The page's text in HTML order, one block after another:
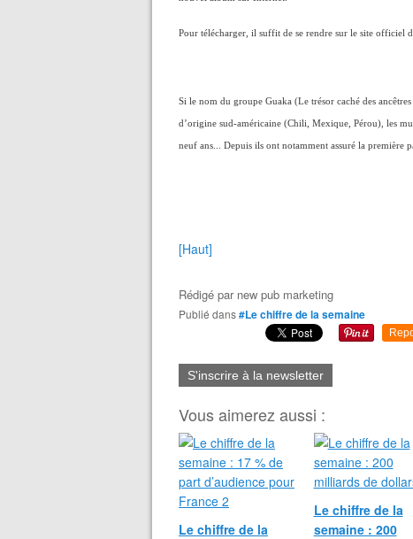
Pour télécharger, il suffit de se rendre sur le site officiel
Si le nom du groupe Guaka (Le trésor caché des
d’origine sud-américaine (Chili, Mexique, Pérou), les
neuf ans... Depuis ils ont notamment assuré la première
[Haut]
Rédigé par new pub marketing
Publié dans#Le chiffre de la semaine
S'inscrire à la newsletter
Vous aimerez aussi :
Le chiffre de la
Le chiffre de la
semaine : 200